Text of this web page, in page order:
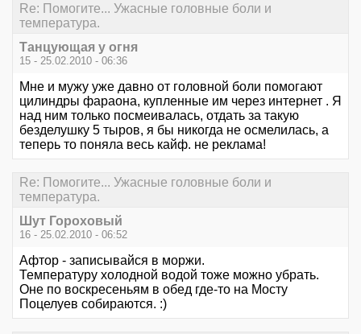
Re: Помогите... Ужасные головные боли и
температура.
Танцующая у огня
15 - 25.02.2010 - 06:36
Мне и мужу уже давно от головной боли помогают
цилиндры фараона, купленные им через интернет . Я
над ним только посмеивалась, отдать за такую
безделушку 5 тыров, я бы никогда не осмелилась, а
теперь то поняла весь кайф. не реклама!
Re: Помогите... Ужасные головные боли и
температура.
Шут Гороховый
16 - 25.02.2010 - 06:52
Афтор - записывайся в моржи.
Температуру холодной водой тоже можно убрать.
Оне по воскресеньям в обед где-то на Мосту
Поцелуев собираются. :)